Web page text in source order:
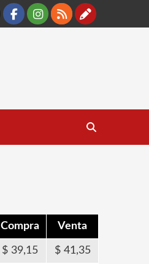
Facebook
Instagram
RSS
Compra Venta
39,15 41,35